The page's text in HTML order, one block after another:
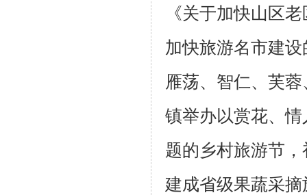
《关于加快山区
加快旅游名市建
雁荡、智仁、芙
镇举办以赏花、
题的乡村旅游节
建成省级果蔬采